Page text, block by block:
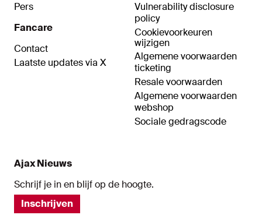
Pers
Fancare
Contact
Laatste updates via X
Vulnerability disclosure
policy
Cookievoorkeuren
wijzigen
Algemene voorwaarden
ticketing
Resale voorwaarden
Algemene voorwaarden
webshop
Sociale gedragscode
Ajax Nieuws
Schrijf je in en blijf op de hoogte.
Inschrijven